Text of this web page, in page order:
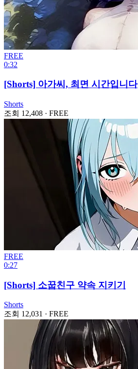
FREE
0:32
[Shorts] 아가씨, 최면 시간입니다
Shorts
조회 12,408 · FREE
FREE
0:27
[Shorts] 소꿉친구 약속 지키기
Shorts
조회 12,031 · FREE